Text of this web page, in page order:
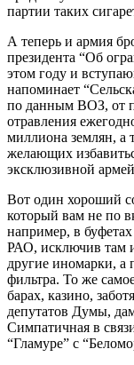
партии таких
А теперь и армия
президента “Об
этом году и
напоминает
по данным ВОЗ, от
отравления
миллиона землян, а
желающих
эксклюзивной
Вот один хороший
который вам не по
например, в
РАО, исключив там
другие иномарки, а
фильтра. То же
барах, казино,
депутатов Думы,
Симпатичная в
“Гламуре” с